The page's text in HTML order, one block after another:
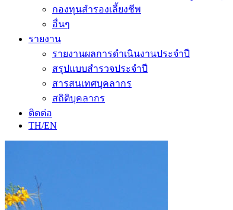
กองทุนสำรองเลี้ยงชีพ
อื่นๆ
รายงาน
รายงานผลการดำเนินงานประจำปี
สรุปแบบสำรวจประจำปี
สารสนเทศบุคลากร
สถิติบุคลากร
ติดต่อ
TH/EN